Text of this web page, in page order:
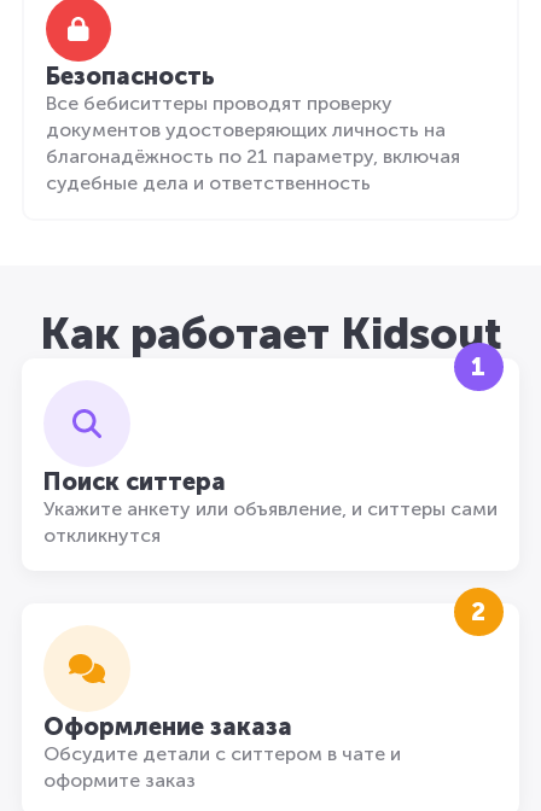
Безопасность
Все бебиситтеры проводят проверку
документов удостоверяющих личность на
благонадёжность по 21 параметру, включая
судебные дела и ответственность
Как работает Kidsout
1
Поиск ситтера
Укажите анкету или объявление, и ситтеры сами
откликнутся
2
Оформление заказа
Обсудите детали с ситтером в чате и
оформите заказ